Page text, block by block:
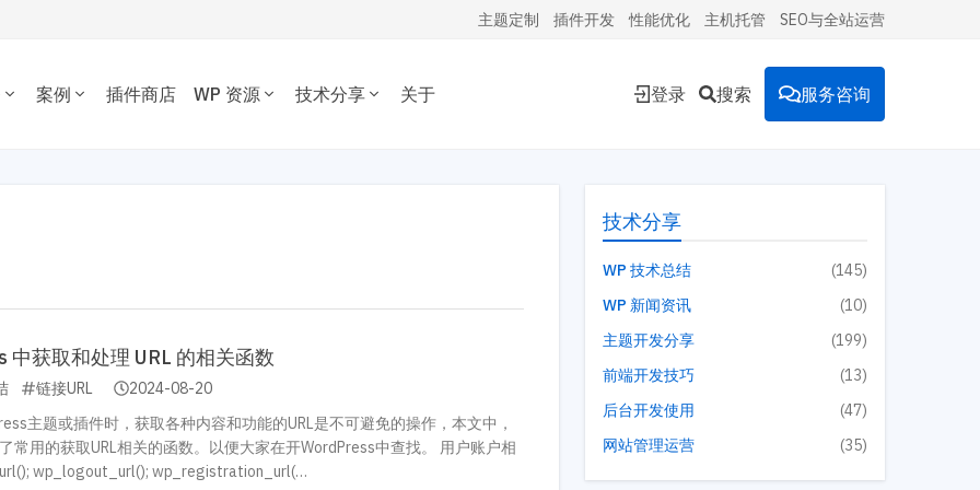
主题定制 插件开发 性能优化 主机托管 SEO与全站运营
案例 插件商店 WP 资源 技术分享 关于 登录 搜索 服务咨询
WordPress网站可以在 1 秒 为您提供或帮您维护专为
全站运营
维的一站式全生命周期服务。
多用途主题
房产/列表主题
自定义字段/表单
注册登录/用户中心
高级插件商店
前端开发技巧
开发文档手册
网站管理运营
WP新闻资讯
WordPress数据库
WooCommerce开发
电子商务和支付
中获取和处理 URL 的相关函数
链接URL
2024-08-20
主题或插件时，获取各种内容和功能的URL是不可避免的操作，本文中，
常用的获取URL相关的函数。以便大家在开WordPress中查找。 用户账户相
wp_logout_url(); wp_registration_url(…
技术分享
WP 技术总结
(145)
WP 新闻资讯
(10)
主题开发分享
(199)
前端开发技巧
(13)
后台开发使用
(47)
网站管理运营
(35)